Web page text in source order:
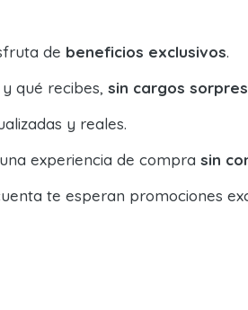
de beneficios exclusivos.
qué recibes, sin cargos
y reales.
experiencia de compra sin
te esperan promociones